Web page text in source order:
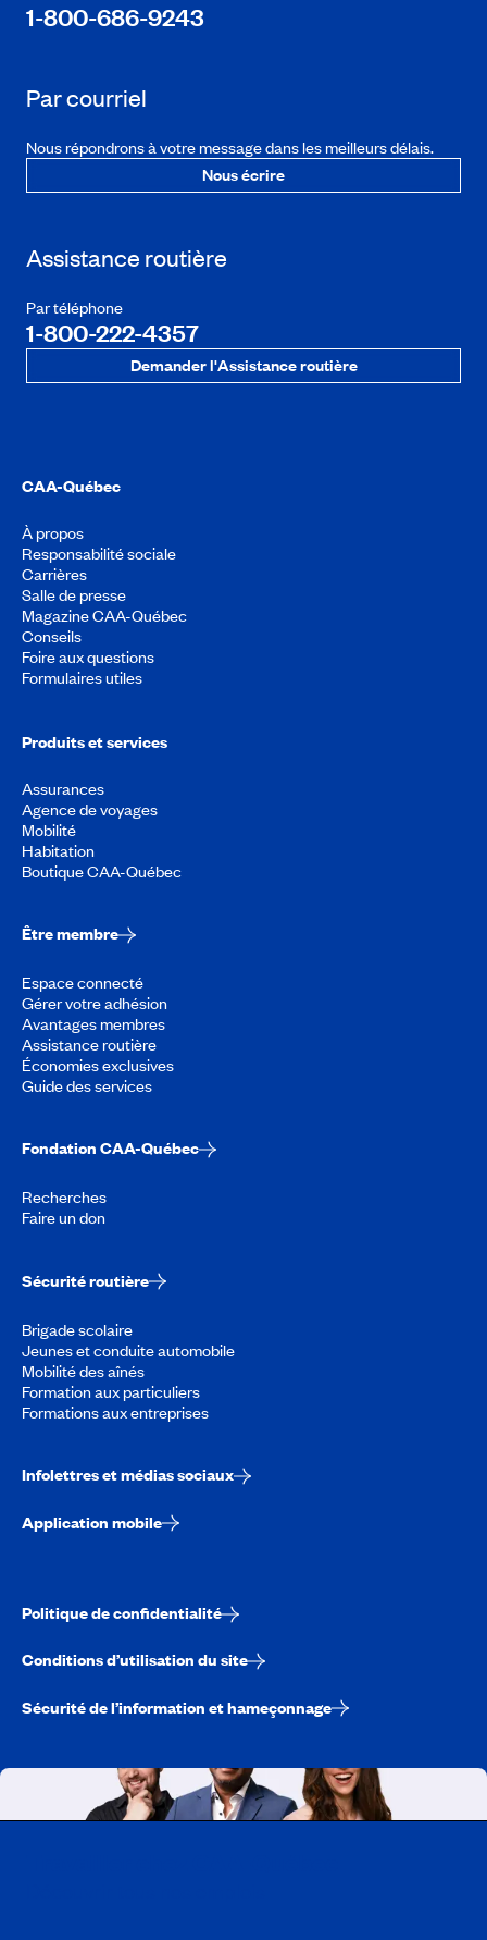
1-800-686-9243
Par courriel
Nous répondrons à votre message dans les meilleurs délais.
Nous écrire
Assistance routière
Par téléphone
1-800-222-4357
Demander l'Assistance routière
CAA-Québec
À propos
Responsabilité sociale
Carrières
Salle de presse
Magazine CAA-Québec
Conseils
Foire aux questions
Formulaires utiles
Produits et services
Assurances
Agence de voyages
Mobilité
Habitation
Boutique CAA-Québec
Être membre
Espace connecté
Gérer votre adhésion
Avantages membres
Assistance routière
Économies exclusives
Guide des services
Fondation CAA-Québec
Recherches
Faire un don
Sécurité routière
Brigade scolaire
Jeunes et conduite automobile
Mobilité des aînés
Formation aux particuliers
Formations aux entreprises
Infolettres et médias sociaux
Application mobile
Politique de confidentialité
Conditions d’utilisation du site
Sécurité de l’information et hameçonnage